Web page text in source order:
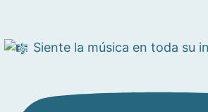
Siente la música en toda su